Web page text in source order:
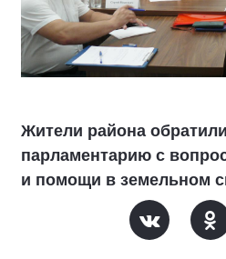
Жители района
парламентарию с
и помощи в земельном